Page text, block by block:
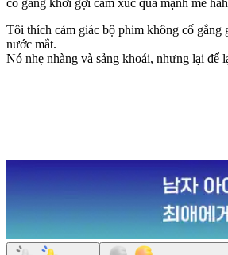
Tôi thích cảm giác bộ phim không cố gắng
nước mắt.
Nó nhẹ nhàng và sảng khoái, nhưng lại để